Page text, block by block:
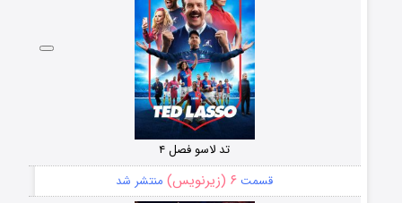
تد لاسو فصل ۴
قسمت ۶ (زیرنویس) منتشر شد